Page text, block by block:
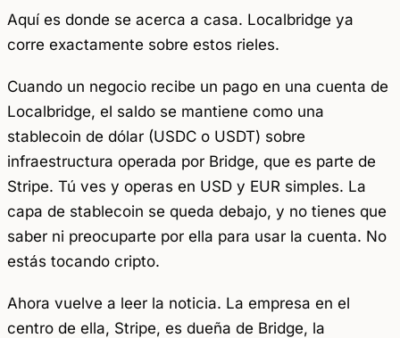
Aquí es donde se acerca a casa. Localbridge ya
corre exactamente sobre estos rieles.
Cuando un negocio recibe un pago en una cuenta de
Localbridge, el saldo se mantiene como una
stablecoin de dólar (USDC o USDT) sobre
infraestructura operada por Bridge, que es parte de
Stripe. Tú ves y operas en USD y EUR simples. La
capa de stablecoin se queda debajo, y no tienes que
saber ni preocuparte por ella para usar la cuenta. No
estás tocando cripto.
Ahora vuelve a leer la noticia. La empresa en el
centro de ella, Stripe, es dueña de Bridge, la